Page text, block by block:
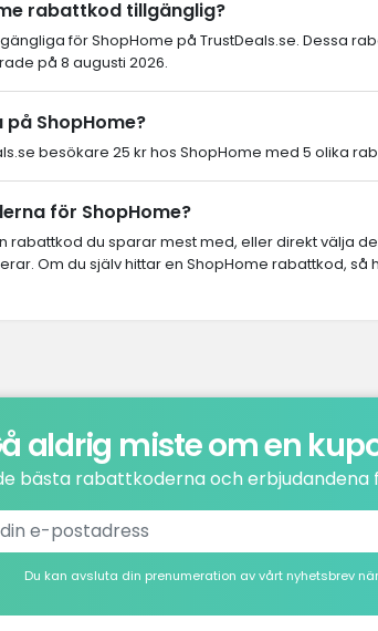
rabattkod tillgänglig?
för ShopHome på TrustDeals.se. Dessa
på 8 augusti 2026.
ShopHome?
besökare 25 kr hos ShopHome med 5 olika
för ShopHome?
rabattkod du sparar mest med, eller direkt välja
Om du själv hittar en ShopHome rabattkod, så
aldrig miste om en
bästa rabattkoderna och
Du kan avsluta din prenumeration av vårt nyhetsbrev